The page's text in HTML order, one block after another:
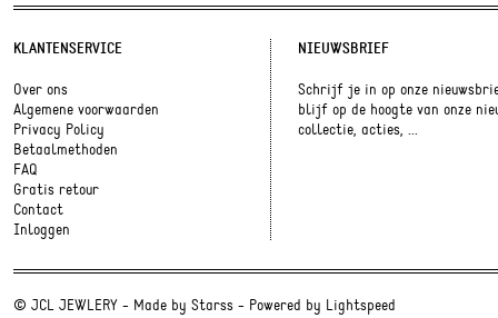
KLANTENSERVICE
Over ons
Algemene voorwaarden
Privacy Policy
Betaalmethoden
FAQ
Gratis retour
Contact
Inloggen
NIEUWSBRIEF
Schrijf je in op onze
blijf op de hoogte van onze
collectie, acties, ...
© JCL JEWLERY - Made by Starss - Powered by Lightspeed